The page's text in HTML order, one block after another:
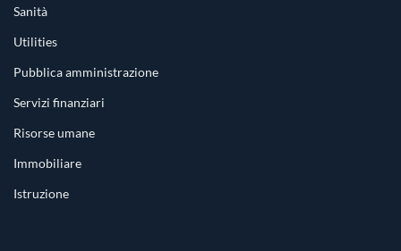
Sanità
Utilities
Pubblica amministrazione
Servizi finanziari
Risorse umane
Immobiliare
Istruzione